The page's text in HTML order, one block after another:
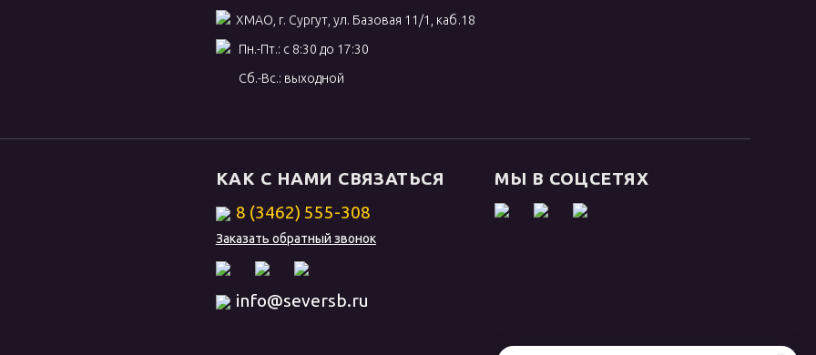
ХМАО, г. Сургут, ул. Базовая 11/1, каб.18
Пн.-Пт.: с 8:30 до 17:30
Сб.-Вс.: выходной
КАК С НАМИ СВЯЗАТЬСЯ
8 (3462) 555-308
Заказать обратный звонок
info@seversb.ru
МЫ В СОЦСЕТЯХ